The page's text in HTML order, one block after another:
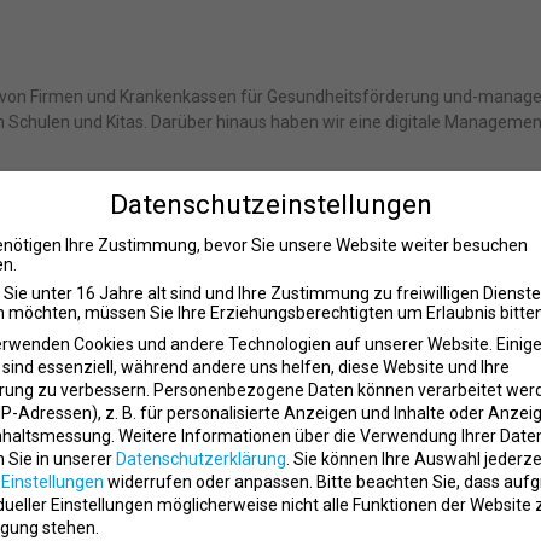
von Firmen und Krankenkassen für Gesundheitsförderung und-
und Kitas. Darüber hinaus haben wir eine digitale
die Lust haben, Teil unseres Teams zu werden. Durch
bei UNTERNEHMEN BEWEGUNG vor.
mit Erwachsenen, Jugendlichen und Kindern in den Lebenswelten
Datenschutzeinstellungen
Ihre Zustimmung, bevor Sie unsere Website weiter besuchen
Sie unter 16 Jahre alt sind und Ihre Zustimmung zu freiwilligen
möchten, müssen Sie Ihre Erziehungsberechtigten um Erlaubnis
Cookies und andere Technologien auf unserer Website.
essenziell, während andere uns helfen, diese Website und Ihre
zu verbessern. Personenbezogene Daten können verarbeitet
Adressen), z. B. für personalisierte Anzeigen und Inhalte oder
Weitere Informationen über die Verwendung Ihrer
Sie in unserer Datenschutzerklärung Sie können Ihre Auswahl
Einstellungen widerrufen oder anpassen. Bitte beachten Sie, dass
Einstellungen möglicherweise nicht alle Funktionen der Website
stehen.